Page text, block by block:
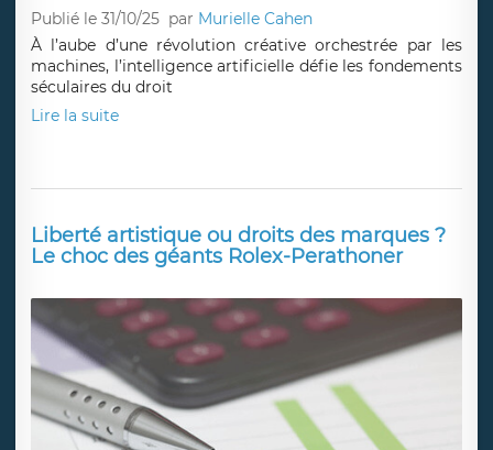
Publié le 31/10/25 par Murielle Cahen
À l’aube d’une révolution créative orchestrée par les
machines, l’intelligence artificielle défie les fondements
séculaires du droit
Lire la suite
Liberté artistique ou droits des marques ?
Le choc des géants Rolex-Perathoner